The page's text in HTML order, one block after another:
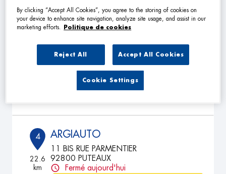
3 RBM POIDS LOURD
91390 MORSANG SUR ORGE
Fermé actuellement
TÉLÉPHONE
VOIR PLUS
4
22.6
km
ARGIAUTO
11 BIS RUE PARMENTIER
92800 PUTEAUX
Fermé aujourd'hui
By clicking “Accept All Cookies”, you agree to the storing of cookies on
your device to enhance site navigation, analyze site usage, and assist in our
marketing efforts.
Politique de cookies
Reject All Accept All Cookies
Cookie Settings